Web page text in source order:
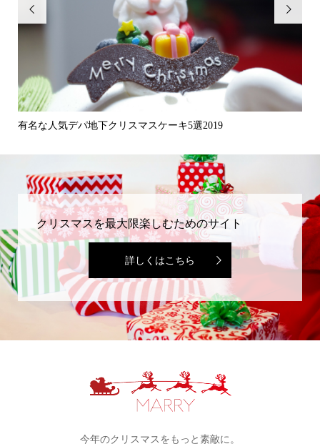

有名な人気デパ地下クリスマスケーキ5選2019

クリスマスを最大限楽しむためのサイト
詳しくはこちら
今年のクリスマスをもっと素敵に。